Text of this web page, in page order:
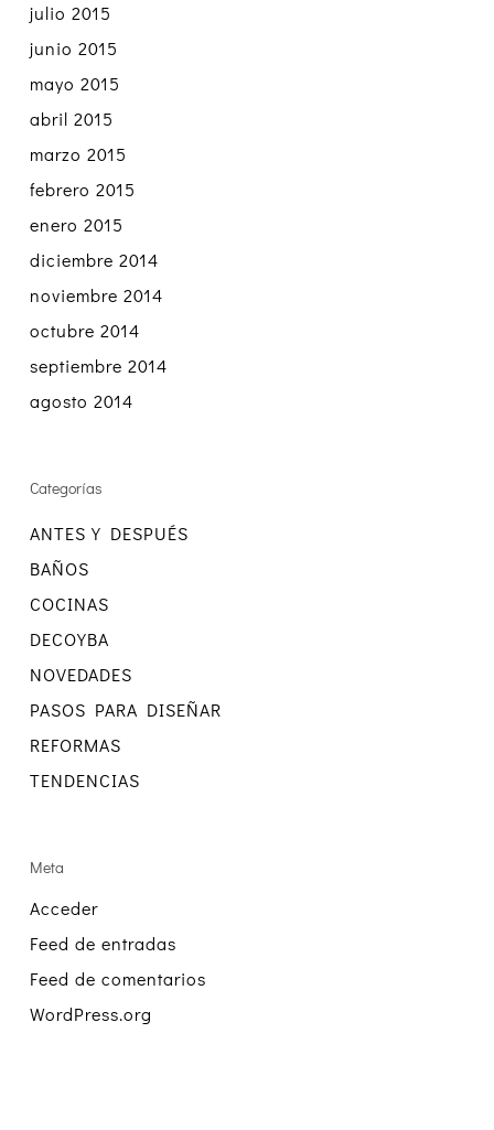
julio 2015
junio 2015
mayo 2015
abril 2015
marzo 2015
febrero 2015
enero 2015
diciembre 2014
noviembre 2014
octubre 2014
septiembre 2014
agosto 2014
Categorías
ANTES Y DESPUÉS
BAÑOS
COCINAS
DECOYBA
NOVEDADES
PASOS PARA DISEÑAR
REFORMAS
TENDENCIAS
Meta
Acceder
Feed de entradas
Feed de comentarios
WordPress.org